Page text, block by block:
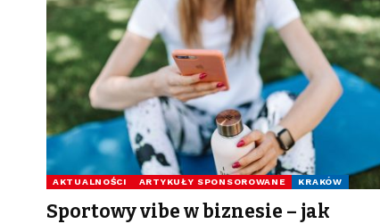
AKTUALNOŚCI ARTYKUŁY SPONSOROWANE KRAKÓW
Sportowy vibe w biznesie – jak